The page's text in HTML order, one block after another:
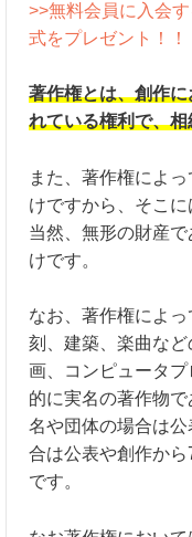
>>無料会員に入会
式をプレゼント！！
著作権とは、創作
れている権利で、
また、著作権によ
けですから、そこに
当然、無形の財産
けです。
なお、著作権によ
刻、建築、楽曲な
画、コンピュータ
的に実名の著作物
名や団体の場合は
合は公表や創作か
です。